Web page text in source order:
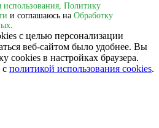
использования, Политику
и соглашаюсь на Обработку
.
с целью персонализации
веб-сайтом было удобнее. Вы
сookies в настройках браузера.
с политикой использования cookies.